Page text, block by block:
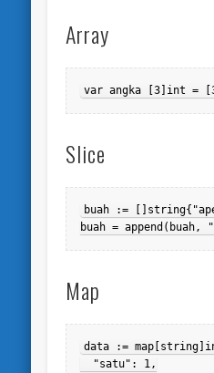
Array
var angka [3]int =
Slice
buah :=
buah = append(buah,
Map
data :=
  "satu": 1,